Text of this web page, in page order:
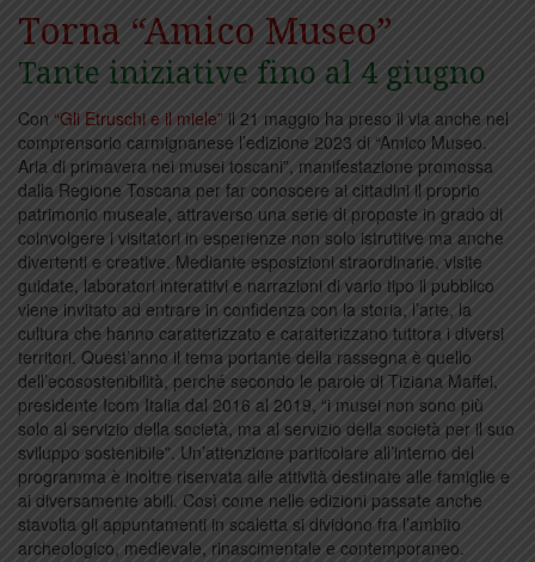
Torna “Amico Museo”
Tante iniziative fino al 4 giugno
Con “Gli Etruschi e il miele” il 21 maggio ha preso il via anche nel
comprensorio carmignanese l’edizione 2023 di “Amico Museo.
Aria di primavera nei musei toscani”, manifestazione promossa
dalla Regione Toscana per far conoscere ai cittadini il proprio
patrimonio museale, attraverso una serie di proposte in grado di
coinvolgere i visitatori in esperienze non solo istruttive ma anche
divertenti e creative. Mediante esposizioni straordinarie, visite
guidate, laboratori interattivi e narrazioni di vario tipo il pubblico
viene invitato ad entrare in confidenza con la storia, l’arte, la
cultura che hanno caratterizzato e caratterizzano tuttora i diversi
territori. Quest’anno il tema portante della rassegna è quello
dell’ecosostenibilità, perché secondo le parole di Tiziana Maffei,
presidente Icom Italia dal 2016 al 2019, “i musei non sono più
solo al servizio della società, ma al servizio della società per il suo
sviluppo sostenibile”. Un’attenzione particolare all’interno del
programma è inoltre riservata alle attività destinate alle famiglie e
ai diversamente abili. Così come nelle edizioni passate anche
stavolta gli appuntamenti in scaletta si dividono fra l’ambito
archeologico, medievale, rinascimentale e contemporaneo.